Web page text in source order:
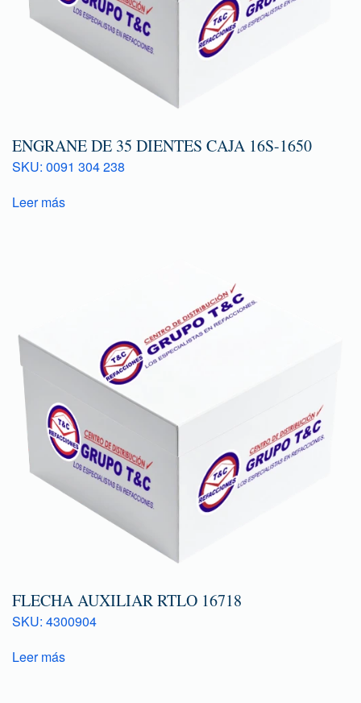
ENGRANE DE 35 DIENTES CAJA 16S-1650
SKU: 0091 304 238
Leer más
FLECHA AUXILIAR RTLO 16718
SKU: 4300904
Leer más